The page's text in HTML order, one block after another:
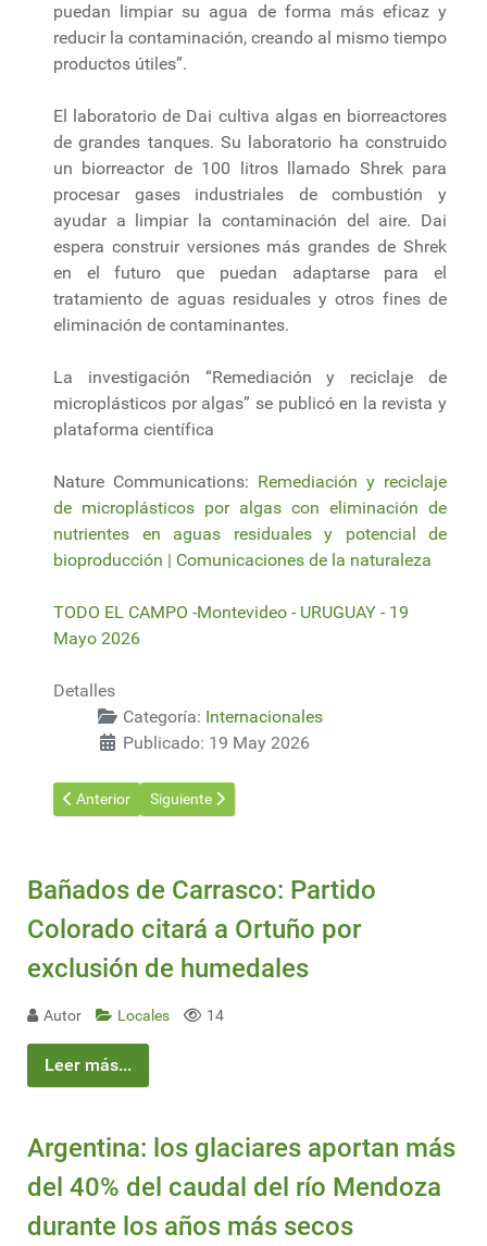
puedan limpiar su agua de forma más eficaz y
reducir la contaminación, creando al mismo tiempo
productos útiles”.
El laboratorio de Dai cultiva algas en biorreactores
de grandes tanques. Su laboratorio ha construido
un biorreactor de 100 litros llamado Shrek para
procesar gases industriales de combustión y
ayudar a limpiar la contaminación del aire. Dai
espera construir versiones más grandes de Shrek
en el futuro que puedan adaptarse para el
tratamiento de aguas residuales y otros fines de
eliminación de contaminantes.
La investigación “Remediación y reciclaje de
microplásticos por algas” se publicó en la revista y
plataforma científica
Nature Communications: Remediación y reciclaje
de microplásticos por algas con eliminación de
nutrientes en aguas residuales y potencial de
bioproducción | Comunicaciones de la naturaleza
TODO EL CAMPO -Montevideo - URUGUAY - 19
Mayo 2026
Detalles
Categoría: Internacionales
Publicado: 19 May 2026
Artículo anterior: Comisión de Comercio de EE.UU. investiga
Anterior Artículo siguiente: Por vulnerabilidad de América
Siguiente
Bañados de Carrasco: Partido
Colorado citará a Ortuño por
exclusión de humedales
Autor Locales 14
Leer más...
Argentina: los glaciares aportan más
del 40% del caudal del río Mendoza
durante los años más secos